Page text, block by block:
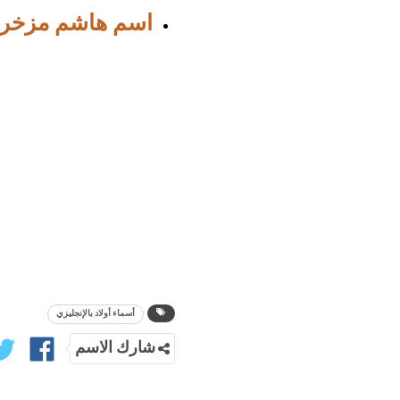
اسم هاشم
أسماء أولاد بالإنجليزي
شارك الاسم